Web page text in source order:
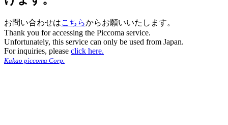
お問い合わせはこちらからお願いいたします。
Thank you for accessing the Piccoma service.
Unfortunately, this service can only be used from Japan.
For inquiries, please click here.
Kakao piccoma Corp.